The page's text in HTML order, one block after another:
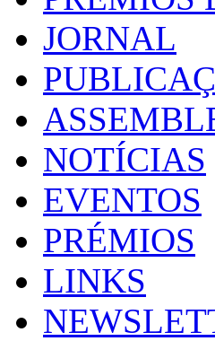
JORNAL
NOTÍCIAS
EVENTOS
PRÉMIOS
LINKS